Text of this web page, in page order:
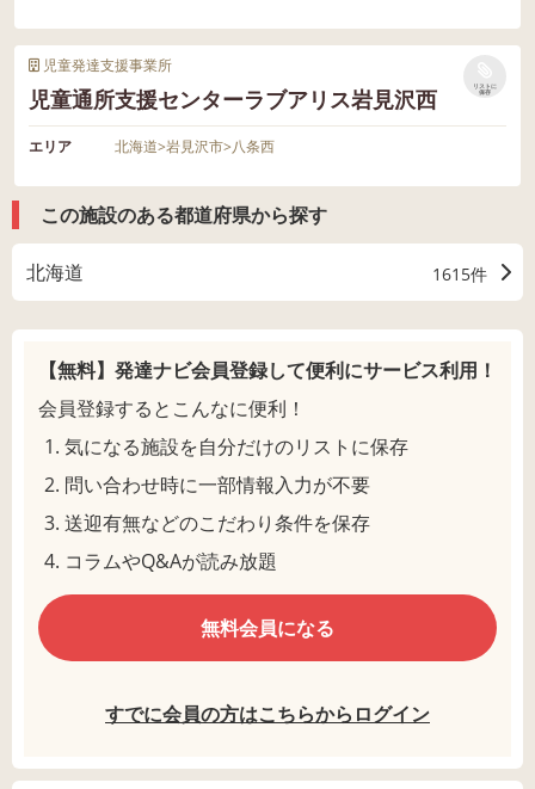
児童発達支援事業所
児童通所支援センターラブアリス岩見沢西
リストに
保存
エリア 北海道>岩見沢市>八条西
この施設のある都道府県から探す
北海道 1615件
【無料】発達ナビ会員登録して便利にサービス利用！
会員登録するとこんなに便利！
気になる施設を自分だけのリストに保存
問い合わせ時に一部情報入力が不要
送迎有無などのこだわり条件を保存
コラムやQ&Aが読み放題
無料会員になる
すでに会員の方はこちらからログイン